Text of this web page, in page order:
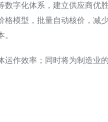
数字化体系，建立供应商优胜
格模型，批量自动核价，减
运作效率；同时将为制造业的